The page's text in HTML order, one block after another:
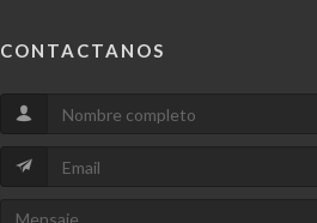
CONTACTANOS